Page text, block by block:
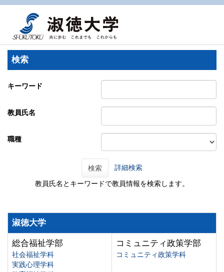
検索
キーワード
教員氏名
職種
検索 詳細検索
教員氏名とキーワードで教員情報を検索します。
淑徳大学
総合福祉学部
社会福祉学科
実践心理学科
コミュニティ政策学部
コミュニティ政策学科